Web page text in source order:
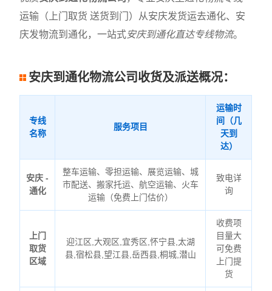
运输（上门取货 送货到门）从安庆发货运去通化、安
庆发物流到通化，一站式安庆到通化直达专线物流。
安庆到通化物流公司收货及派送概况：
专线
名称
服务项目
运输时
间（几
天到
达）
安庆 -
通化
整车运输、零担运输、展览运输、城
市配送、搬家托运、航空运输、火车
运输（免费上门估价）
致电详
询
上门
取货
区域
迎江区,大观区,宜秀区,怀宁县,太湖
县,宿松县,望江县,岳西县,桐城,潜山
收费项
目量大
可免费
上门提
货